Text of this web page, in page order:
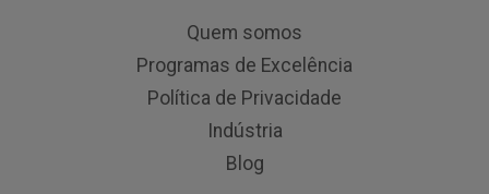
Quem somos
Programas de Excelência
Política de Privacidade
Indústria
Blog